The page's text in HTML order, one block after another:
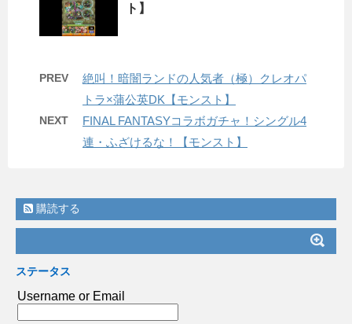
ト】
PREV
絶叫！暗闇ランドの人気者（極）クレオパ
トラ×蒲公英DK【モンスト】
NEXT
FINAL FANTASYコラボガチャ！シングル4
連・ふざけるな！【モンスト】
購読する
ステータス
Username or Email